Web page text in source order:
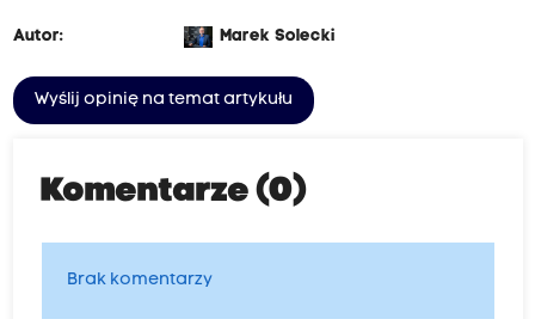
Autor: Marek Solecki
Wyślij opinię na temat artykułu
Komentarze (0)
Brak komentarzy